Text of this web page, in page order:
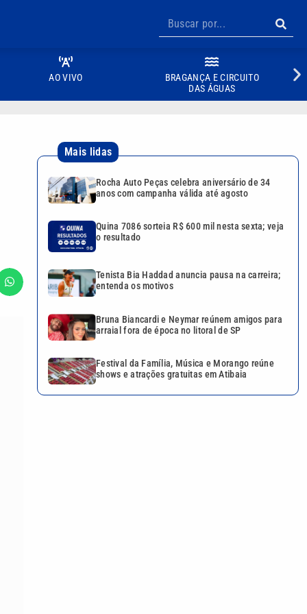
AO VIVO
BRAGANÇA E CIRCUITO
DAS ÁGUAS
Mais lidas
Rocha Auto Peças celebra aniversário de 34
anos com campanha válida até agosto
Quina 7086 sorteia R$ 600 mil nesta sexta; veja
o resultado
Tenista Bia Haddad anuncia pausa na carreira;
entenda os motivos
Bruna Biancardi e Neymar reúnem amigos para
arraial fora de época no litoral de SP
Festival da Família, Música e Morango reúne
shows e atrações gratuitas em Atibaia